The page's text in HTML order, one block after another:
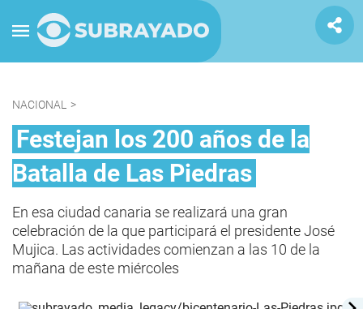
NACIONAL >
Festejan los 200 años de la
Batalla de Las Piedras
En esa ciudad canaria se realizará una gran
celebración de la que participará el presidente José
Mujica. Las actividades comienzan a las 10 de la
mañana de este miércoles